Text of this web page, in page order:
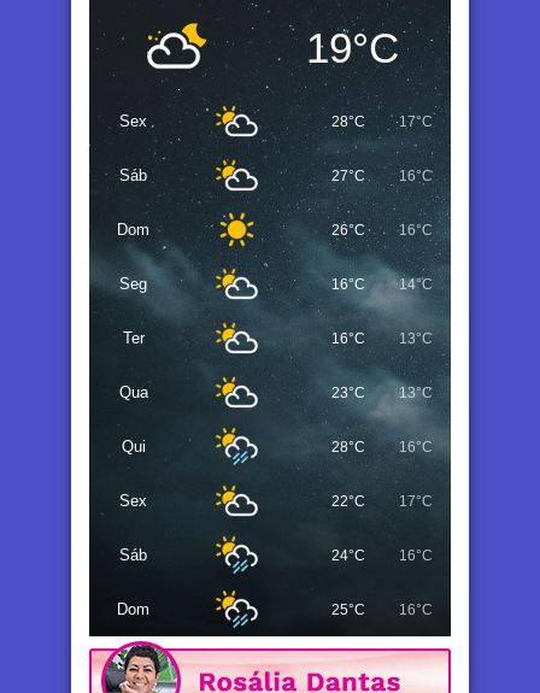
19°C
Sex 28°C 17°C
Sáb 27°C 16°C
Dom 26°C 16°C
Seg 16°C 14°C
Ter 16°C 13°C
Qua 23°C 13°C
Qui 28°C 16°C
Sex 22°C 17°C
Sáb 24°C 16°C
Dom 25°C 16°C